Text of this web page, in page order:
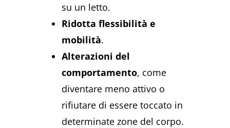
su un letto.
Ridotta flessibilità e
mobilità.
Alterazioni del
comportamento, come
diventare meno attivo o
rifiutare di essere toccato in
determinate zone del corpo.